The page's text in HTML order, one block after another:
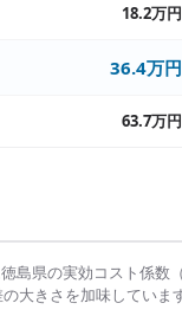
18.2万円
36.4万円
63.7万円
徳島県の実効コスト係数
大きさを加味していま